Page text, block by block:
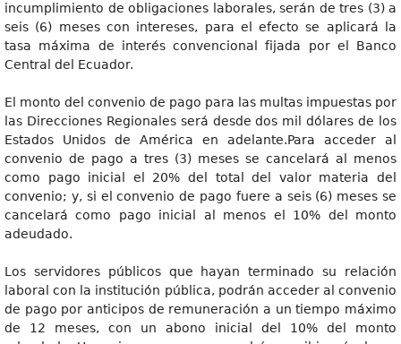
incumplimiento de obligaciones laborales, serán de tres (3) a
seis (6) meses con intereses, para el efecto se aplicará la
tasa máxima de interés convencional fijada por el Banco
Central del Ecuador.
El monto del convenio de pago para las multas impuestas por
las Direcciones Regionales será desde dos mil dólares de los
Estados Unidos de América en adelante.Para acceder al
convenio de pago a tres (3) meses se cancelará al menos
como pago inicial el 20% del total del valor materia del
convenio; y, si el convenio de pago fuere a seis (6) meses se
cancelará como pago inicial al menos el 10% del monto
adeudado.
Los servidores públicos que hayan terminado su relación
laboral con la institución pública, podrán acceder al convenio
de pago por anticipos de remuneración a un tiempo máximo
de 12 meses, con un abono inicial del 10% del monto